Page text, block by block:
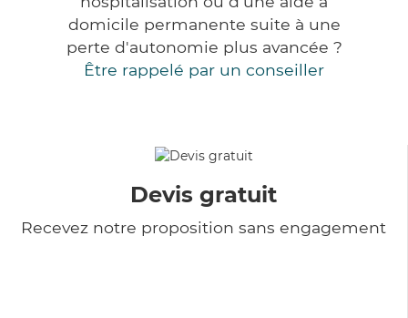
domicile permanente suite à une
perte d'autonomie plus avancée ?
Être rappelé par un conseiller
Devis gratuit
Recevez notre proposition sans engagement